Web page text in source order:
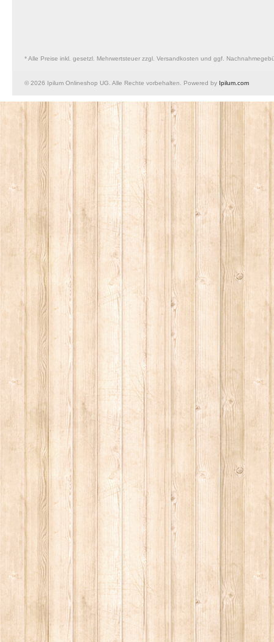
* Alle Preise inkl. gesetzl. Mehrwertsteuer zzgl. Versandkosten und ggf.
© 2026 Ipilum Onlineshop UG. Alle Rechte vorbehalten. Powered by Ipilum.com